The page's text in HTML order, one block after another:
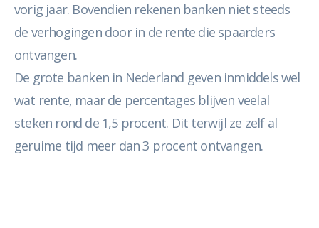
vorig jaar. Bovendien rekenen banken niet steeds
de verhogingen door in de rente die spaarders
ontvangen.
De grote banken in Nederland geven inmiddels wel
wat rente, maar de percentages blijven veelal
steken rond de 1,5 procent. Dit terwijl ze zelf al
geruime tijd meer dan 3 procent ontvangen.